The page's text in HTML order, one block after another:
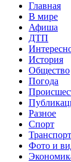
Главная
В мире
Афиша
ДТП
История
Общество
Погода
Разное
Спорт
Транспорт
Фото и